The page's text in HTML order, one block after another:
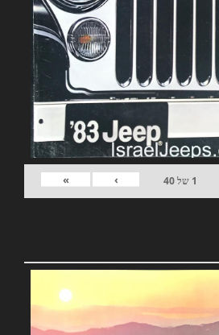
1 של40
›
»